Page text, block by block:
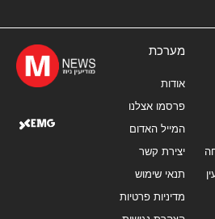
מערכת
אודות
פרסמו אצלנו
המייל האדום
יצירת קשר
תנאי שימוש
מדיניות פרטיות